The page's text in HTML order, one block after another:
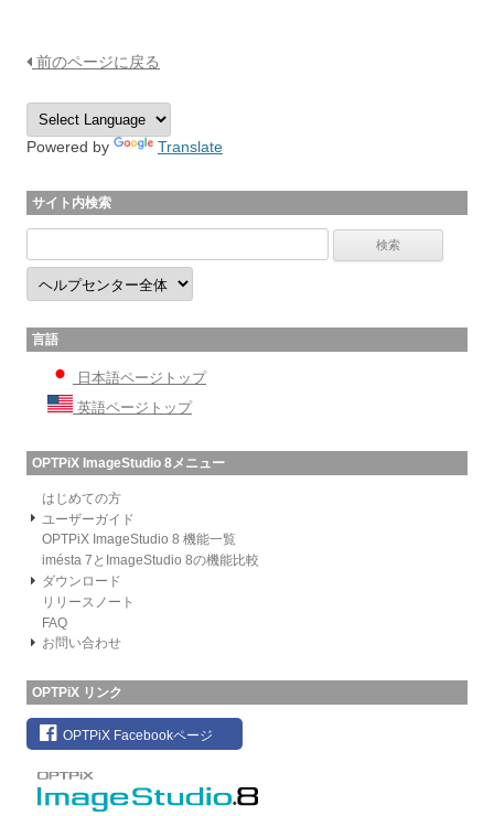
前のページに戻る
Powered by Translate
サイト内検索
言語
日本語ページトップ
英語ページトップ
OPTPiX ImageStudio 8メニュー
はじめての方
ユーザーガイド
OPTPiX ImageStudio 8 機能一覧
imésta 7とImageStudio 8の機能比較
ダウンロード
リリースノート
FAQ
お問い合わせ
OPTPiX リンク
OPTPiX Facebookページ